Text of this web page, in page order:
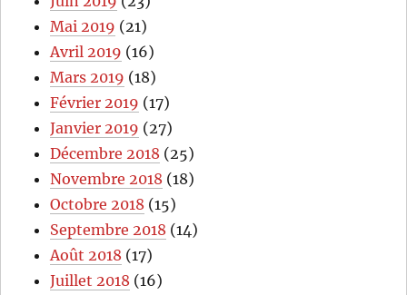
Mai 2019 (21)
Avril 2019 (16)
Mars 2019 (18)
Février 2019 (17)
Janvier 2019 (27)
Décembre 2018 (25)
Novembre 2018 (18)
Octobre 2018 (15)
Septembre 2018 (14)
Août 2018 (17)
Juillet 2018 (16)